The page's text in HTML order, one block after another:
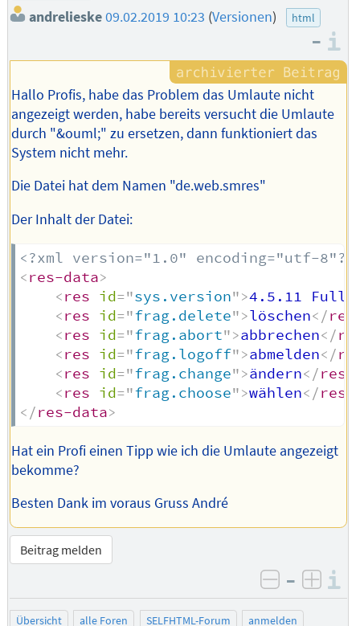
andrelieske 09.02.2019 10:23 (Versionen) html
–
Hallo Profis, habe das Problem das Umlaute nicht
angezeigt werden, habe bereits versucht die Umlaute
durch "&ouml;" zu ersetzen, dann funktioniert das
System nicht mehr.
Die Datei hat dem Namen "de.web.smres"
Der Inhalt der Datei:
<?xml version="1.0" encoding="utf-8"?>
<res-data>
<res id="sys.version">4.5.11 Full
<res id="frag.delete">löschen</res
<res id="frag.abort">abbrechen</
<res id="frag.logoff">abmelden</
<res id="frag.change">ändern</res
<res id="frag.choose">wählen</res
</res-data>
Hat ein Profi einen Tipp wie ich die Umlaute angezeigt
bekomme?
Besten Dank im voraus Gruss André
Beitrag melden
negativ
–
Übersicht alle Foren SELFHTML-Forum
anmelden